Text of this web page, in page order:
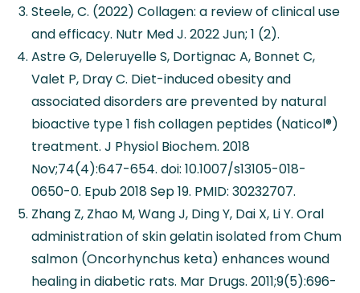
Steele, C. (2022) Collagen: a review of clinical use
and efficacy. Nutr Med J. 2022 Jun; 1 (2).
Astre G, Deleruyelle S, Dortignac A, Bonnet C,
Valet P, Dray C. Diet-induced obesity and
associated disorders are prevented by natural
bioactive type 1 fish collagen peptides (Naticol®)
treatment. J Physiol Biochem. 2018
Nov;74(4):647-654. doi: 10.1007/s13105-018-
0650-0. Epub 2018 Sep 19. PMID: 30232707.
Zhang Z, Zhao M, Wang J, Ding Y, Dai X, Li Y. Oral
administration of skin gelatin isolated from Chum
salmon (Oncorhynchus keta) enhances wound
healing in diabetic rats. Mar Drugs. 2011;9(5):696-